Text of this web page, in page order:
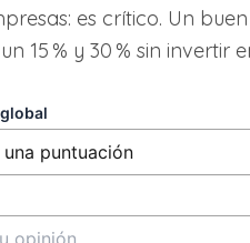
es crítico. Un
15 % y 30 % sin invertir